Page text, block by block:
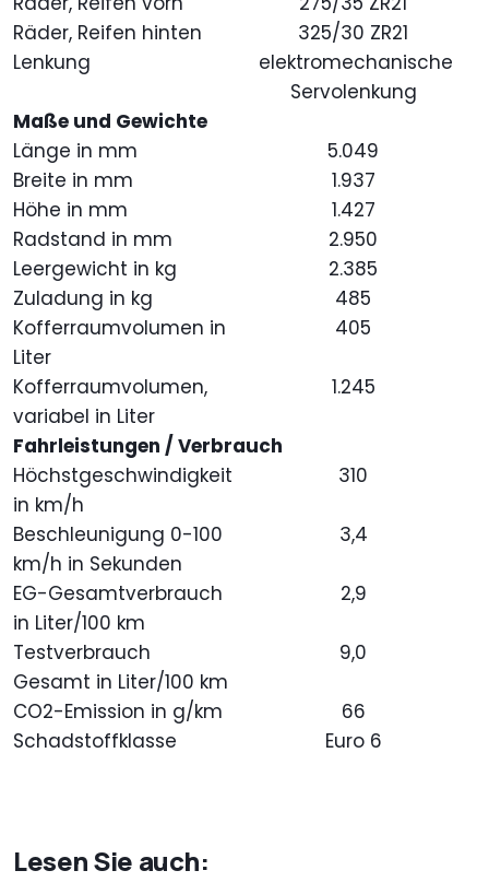
Räder, Reifen hinten
325/30 ZR21
Lenkung
elektromechanische
Servolenkung
Maße und Gewichte
Länge in mm
5.049
Breite in mm
1.937
Höhe in mm
1.427
Radstand in mm
2.950
Leergewicht in kg
2.385
Zuladung in kg
485
Kofferraumvolumen in
Liter
405
Kofferraumvolumen,
variabel in Liter
1.245
Fahrleistungen / Verbrauch
Höchstgeschwindigkeit
in km/h
310
Beschleunigung 0-100
km/h in Sekunden
3,4
EG-Gesamtverbrauch
in Liter/100 km
2,9
Testverbrauch
Gesamt in Liter/100 km
9,0
CO2-Emission in g/km
66
Schadstoffklasse
Euro 6
Lesen Sie auch: